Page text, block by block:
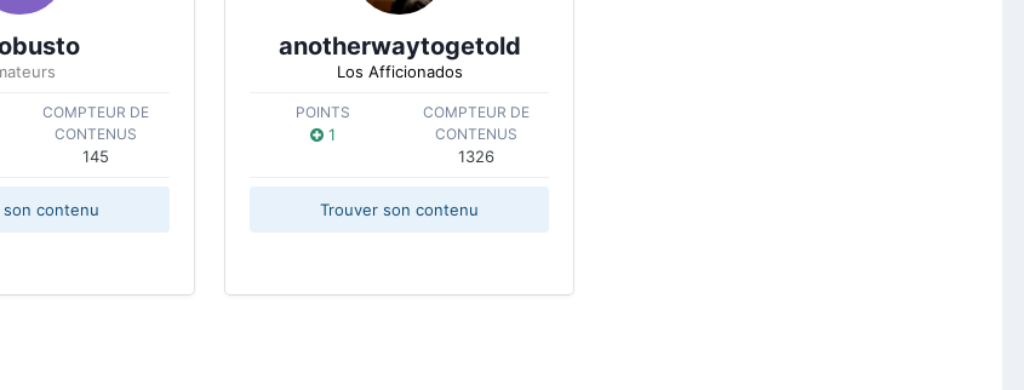
COMPTEUR DE
CONTENUS
145
son contenu
anotherwaytogetold
Los Afficionados
POINTS
1
COMPTEUR DE
CONTENUS
1326
Trouver son contenu